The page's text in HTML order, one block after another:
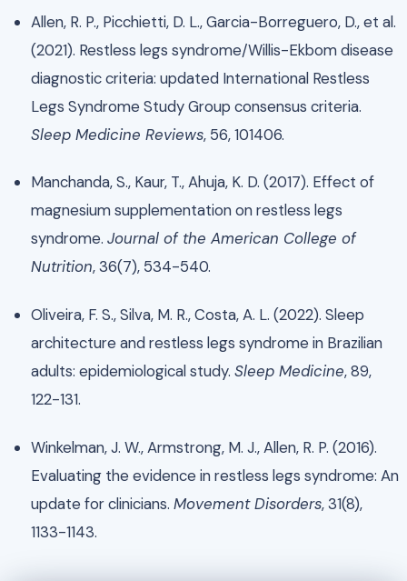
Allen, R. P., Picchietti, D. L., Garcia-Borreguero, D., et al.
(2021). Restless legs syndrome/Willis-Ekbom disease
diagnostic criteria: updated International Restless
Legs Syndrome Study Group consensus criteria.
Sleep Medicine Reviews, 56, 101406.
Manchanda, S., Kaur, T., Ahuja, K. D. (2017). Effect of
magnesium supplementation on restless legs
syndrome. Journal of the American College of
Nutrition, 36(7), 534-540.
Oliveira, F. S., Silva, M. R., Costa, A. L. (2022). Sleep
architecture and restless legs syndrome in Brazilian
adults: epidemiological study. Sleep Medicine, 89,
122-131.
Winkelman, J. W., Armstrong, M. J., Allen, R. P. (2016).
Evaluating the evidence in restless legs syndrome: An
update for clinicians. Movement Disorders, 31(8),
1133-1143.